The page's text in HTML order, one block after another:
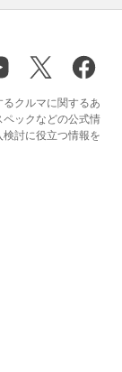
クルマに関するあ
ペックなどの公式情
討に役立つ情報を